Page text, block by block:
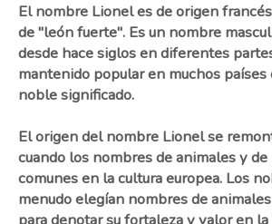
El nombre Lionel es de origen
de "león fuerte". Es un nombre
desde hace siglos en diferentes
mantenido popular en muchos
noble significado.
El origen del nombre Lionel se
cuando los nombres de animales y
comunes en la cultura europea. Los
menudo elegían nombres de